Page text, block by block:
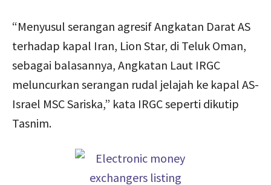
“Menyusul serangan agresif Angkatan Darat AS
terhadap kapal Iran, Lion Star, di Teluk Oman,
sebagai balasannya, Angkatan Laut IRGC
meluncurkan serangan rudal jelajah ke kapal AS-
Israel MSC Sariska,” kata IRGC seperti dikutip
Tasnim.